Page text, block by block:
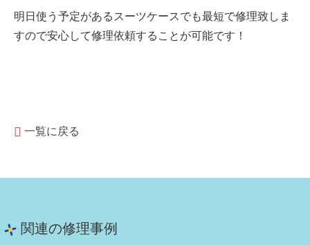
明日使う予定があるスーツケースでも最短で修理致しま
すので安心して修理依頼することが可能です！
一覧に戻る
関連の修理事例